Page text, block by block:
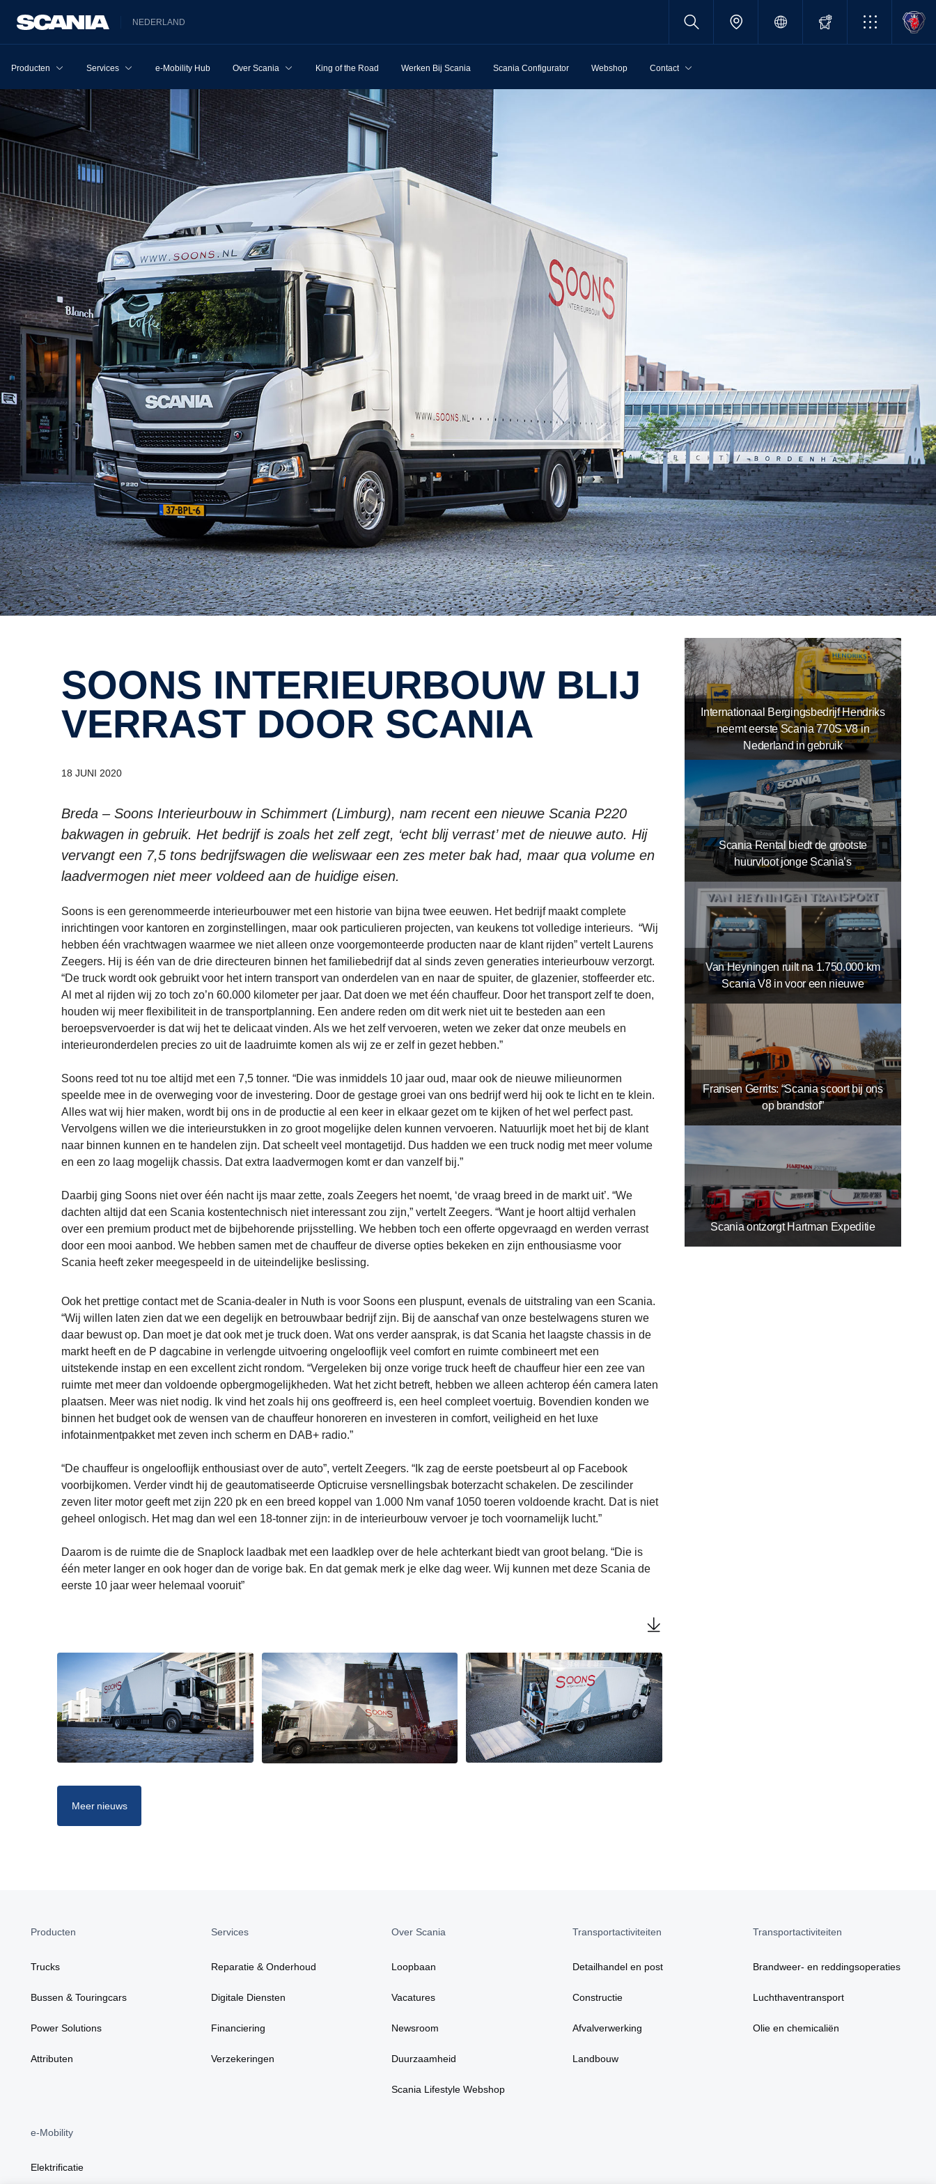
NEDERLAND
Producten Services e-Mobility Hub Over Scania King of the Road Werken Bij Scania Scania Configurator Webshop Contact
SOONS INTERIEURBOUW BLIJ
VERRAST DOOR SCANIA
18 JUNI 2020
Breda – Soons Interieurbouw in Schimmert (Limburg), nam recent een nieuwe Scania P220
bakwagen in gebruik. Het bedrijf is zoals het zelf zegt, ‘echt blij verrast’ met de nieuwe auto. Hij
vervangt een 7,5 tons bedrijfswagen die weliswaar een zes meter bak had, maar qua volume en
laadvermogen niet meer voldeed aan de huidige eisen.
Soons is een gerenommeerde interieurbouwer met een historie van bijna twee eeuwen. Het bedrijf maakt complete
inrichtingen voor kantoren en zorginstellingen, maar ook particulieren projecten, van keukens tot volledige interieurs. “Wij
hebben één vrachtwagen waarmee we niet alleen onze voorgemonteerde producten naar de klant rijden” vertelt Laurens
Zeegers. Hij is één van de drie directeuren binnen het familiebedrijf dat al sinds zeven generaties interieurbouw verzorgt.
“De truck wordt ook gebruikt voor het intern transport van onderdelen van en naar de spuiter, de glazenier, stoffeerder etc.
Al met al rijden wij zo toch zo’n 60.000 kilometer per jaar. Dat doen we met één chauffeur. Door het transport zelf te doen,
houden wij meer flexibiliteit in de transportplanning. Een andere reden om dit werk niet uit te besteden aan een
beroepsvervoerder is dat wij het te delicaat vinden. Als we het zelf vervoeren, weten we zeker dat onze meubels en
interieuronderdelen precies zo uit de laadruimte komen als wij ze er zelf in gezet hebben.”
Soons reed tot nu toe altijd met een 7,5 tonner. “Die was inmiddels 10 jaar oud, maar ook de nieuwe milieunormen
speelde mee in de overweging voor de investering. Door de gestage groei van ons bedrijf werd hij ook te licht en te klein.
Alles wat wij hier maken, wordt bij ons in de productie al een keer in elkaar gezet om te kijken of het wel perfect past.
Vervolgens willen we die interieurstukken in zo groot mogelijke delen kunnen vervoeren. Natuurlijk moet het bij de klant
naar binnen kunnen en te handelen zijn. Dat scheelt veel montagetijd. Dus hadden we een truck nodig met meer volume
en een zo laag mogelijk chassis. Dat extra laadvermogen komt er dan vanzelf bij.”
Daarbij ging Soons niet over één nacht ijs maar zette, zoals Zeegers het noemt, ‘de vraag breed in de markt uit’. “We
dachten altijd dat een Scania kostentechnisch niet interessant zou zijn,” vertelt Zeegers. “Want je hoort altijd verhalen
over een premium product met de bijbehorende prijsstelling. We hebben toch een offerte opgevraagd en werden verrast
door een mooi aanbod. We hebben samen met de chauffeur de diverse opties bekeken en zijn enthousiasme voor
Scania heeft zeker meegespeeld in de uiteindelijke beslissing.
Ook het prettige contact met de Scania-dealer in Nuth is voor Soons een pluspunt, evenals de uitstraling van een Scania.
“Wij willen laten zien dat we een degelijk en betrouwbaar bedrijf zijn. Bij de aanschaf van onze bestelwagens sturen we
daar bewust op. Dan moet je dat ook met je truck doen. Wat ons verder aansprak, is dat Scania het laagste chassis in de
markt heeft en de P dagcabine in verlengde uitvoering ongelooflijk veel comfort en ruimte combineert met een
uitstekende instap en een excellent zicht rondom. “Vergeleken bij onze vorige truck heeft de chauffeur hier een zee van
ruimte met meer dan voldoende opbergmogelijkheden. Wat het zicht betreft, hebben we alleen achterop één camera laten
plaatsen. Meer was niet nodig. Ik vind het zoals hij ons geoffreerd is, een heel compleet voertuig. Bovendien konden we
binnen het budget ook de wensen van de chauffeur honoreren en investeren in comfort, veiligheid en het luxe
infotainmentpakket met zeven inch scherm en DAB+ radio.”
“De chauffeur is ongelooflijk enthousiast over de auto”, vertelt Zeegers. “Ik zag de eerste poetsbeurt al op Facebook
voorbijkomen. Verder vindt hij de geautomatiseerde Opticruise versnellingsbak boterzacht schakelen. De zescilinder
zeven liter motor geeft met zijn 220 pk en een breed koppel van 1.000 Nm vanaf 1050 toeren voldoende kracht. Dat is niet
geheel onlogisch. Het mag dan wel een 18-tonner zijn: in de interieurbouw vervoer je toch voornamelijk lucht.”
Daarom is de ruimte die de Snaplock laadbak met een laadklep over de hele achterkant biedt van groot belang. “Die is
één meter langer en ook hoger dan de vorige bak. En dat gemak merk je elke dag weer. Wij kunnen met deze Scania de
eerste 10 jaar weer helemaal vooruit”
Meer nieuws
Internationaal Bergingsbedrijf Hendriks
neemt eerste Scania 770S V8 in
Nederland in gebruik
Scania Rental biedt de grootste
huurvloot jonge Scania’s
Van Heyningen ruilt na 1.750.000 km
Scania V8 in voor een nieuwe
Fransen Gerrits: “Scania scoort bij ons
op brandstof”
Scania ontzorgt Hartman Expeditie
Producten
Trucks
Bussen & Touringcars
Power Solutions
Attributen
Services
Reparatie & Onderhoud
Digitale Diensten
Financiering
Verzekeringen
Over Scania
Loopbaan
Vacatures
Newsroom
Duurzaamheid
Scania Lifestyle Webshop
Transportactiviteiten
Detailhandel en post
Constructie
Afvalverwerking
Landbouw
Transportactiviteiten
Brandweer- en reddingsoperaties
Luchthaventransport
Olie en chemicaliën
e-Mobility
Elektrificatie